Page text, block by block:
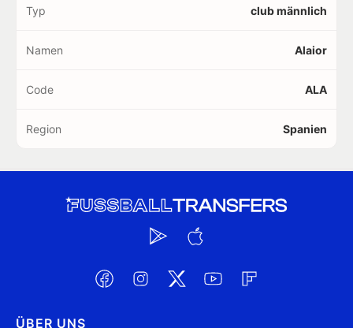
Typ club männlich
Namen Alaior
Code ALA
Region Spanien
ÜBER UNS